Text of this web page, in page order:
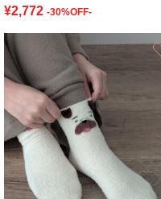
¥2,772 -30%OFF-